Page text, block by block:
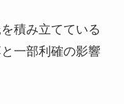
積み立てている
一部利確の影響